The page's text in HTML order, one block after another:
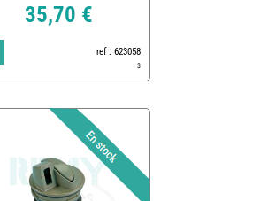
35,70 €
ref : 623058
3